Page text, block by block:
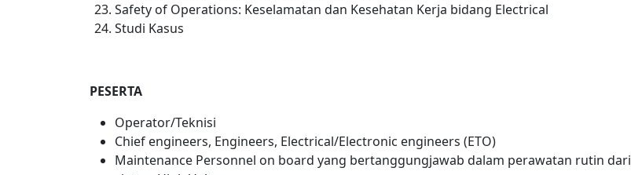
Safety of Operations: Keselamatan dan Kesehatan Kerja bidang Electrical
Studi Kasus
PESERTA
Operator/Teknisi
Chief engineers, Engineers, Electrical/Electronic engineers (ETO)
Maintenance Personnel on board yang bertanggungjawab dalam perawatan rutin dari